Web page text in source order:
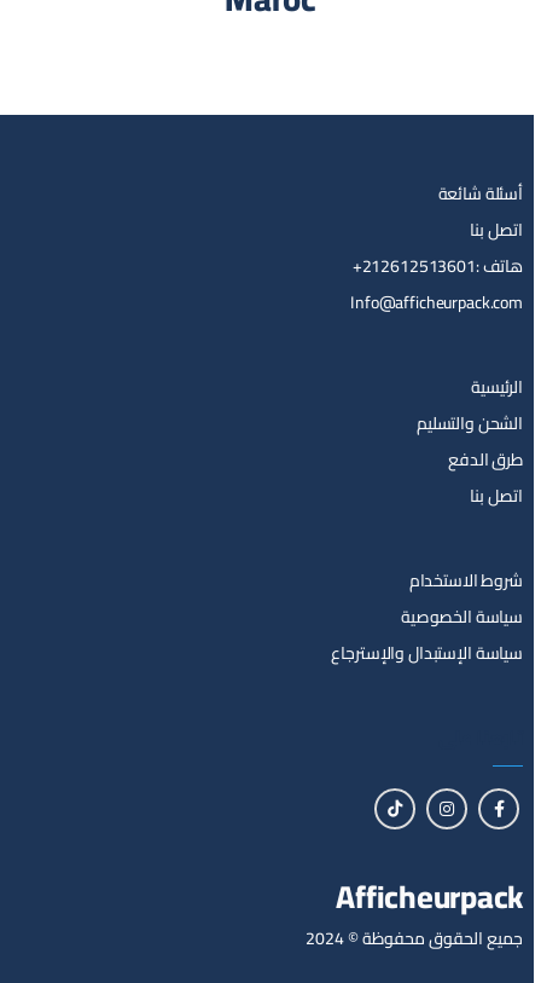
أسئلة شائعة
اتصل بنا
هاتف :212612513601+
Info@afficheurpack.com
الرئيسية
الشحن والتسليم
طرق الدفع
اتصل بنا
شروط الاستخدام
سياسة الخصوصية
سياسة الإستبدال والإسترجاع
Afficheurpack
جميع الحقوق محفوظة © 2024